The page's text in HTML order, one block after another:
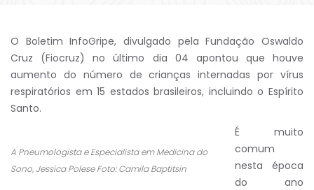
O Boletim InfoGripe, divulgado pela Fundação Oswaldo
Cruz (Fiocruz) no último dia 04 apontou que houve
aumento do número de crianças internadas por vírus
respiratórios em 15 estados brasileiros, incluindo o Espírito
Santo.
A Pneumologista e Especialista em Medicina do
Sono, Jessica Polese Foto: Camila Baptitsin
É muito
comum
nesta época
do ano